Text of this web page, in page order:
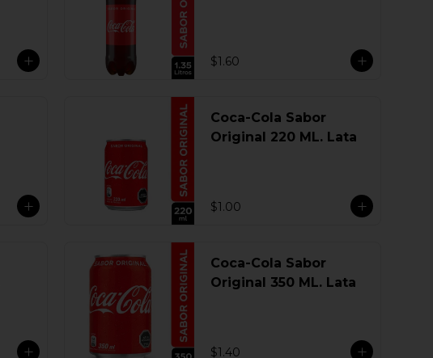
$1.60
Coca-Cola Sabor
Original 220 ML. Lata
$1.00
Coca-Cola Sabor
Original 350 ML. Lata
$1.40